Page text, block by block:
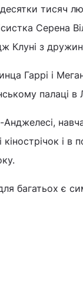
тисяч
Серена
Клуні з
Гаррі і
палаці в
і
багатьох є